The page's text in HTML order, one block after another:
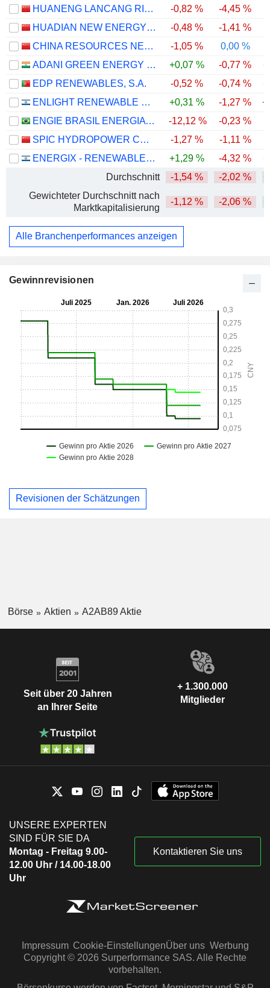
HUANENG LANCANG RIVER HYDROPOWER INC.
-0,82 % -4,45 %
HUADIAN NEW ENERGY GROUP CORPORATION LIMITED
-0,48 % -1,41 %
CHINA RESOURCES NEW ENERGY HOLDINGS COMPANY LIMITED
-1,05 %
0,00 %
ADANI GREEN ENERGY LIMITED
+0,07 % -0,77 %
EDP RENEWABLES, S.A.
-0,52 % -0,74 %
ENLIGHT RENEWABLE ENERGY LTD
+0,31 % -1,27 %
ENGIE BRASIL ENERGIA S.A.
-12,12 % -0,23 %
SPIC HYDROPOWER CO., LTD.
-1,27 % -1,11 %
ENERGIX - RENEWABLE ENERGIES LTD.
+1,29 % -4,32 %
Durchschnitt
-1,54 % -2,02 %
Gewichteter Durchschnitt nach
Marktkapitalisierung
-1,12 % -2,06 %
Alle Branchenperformances anzeigen
Gewinnrevisionen
Revisionen der Schätzungen
Börse Aktien A2AB89 Aktie
Seit über 20 Jahren
an Ihrer Seite
+ 1.300.000
Mitglieder
UNSERE EXPERTEN
SIND FÜR SIE DA
Montag - Freitag 9.00-
12.00 Uhr / 14.00-18.00
Uhr
Kontaktieren Sie uns
Impressum Cookie-EinstellungenÜber uns Werbung
Copyright © 2026 Surperformance SAS. Alle Rechte
vorbehalten.